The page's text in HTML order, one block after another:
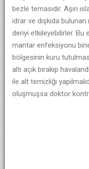
bezle temasıdır. Aşırı
idrar ve dışkıda
deriyi etkileyebilirler. Bu
mantar enfeksiyonu
bölgesinin kuru
altı açık bırakıp
ile alt temizliği
oluşmuşsa doktor